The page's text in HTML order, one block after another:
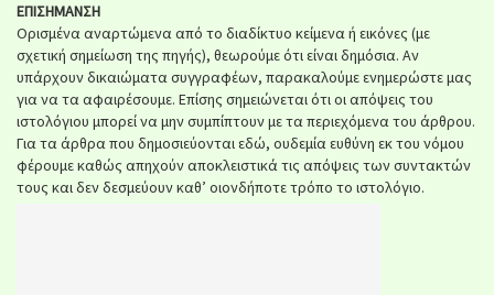
ΕΠΙΣΗΜΑΝΣΗ
Ορισμένα αναρτώμενα από το διαδίκτυο κείμενα ή εικόνες (με
σχετική σημείωση της πηγής), θεωρούμε ότι είναι δημόσια. Αν
υπάρχουν δικαιώματα συγγραφέων, παρακαλούμε ενημερώστε μας
για να τα αφαιρέσουμε. Επίσης σημειώνεται ότι οι απόψεις του
ιστολόγιου μπορεί να μην συμπίπτουν με τα περιεχόμενα του άρθρου.
Για τα άρθρα που δημοσιεύονται εδώ, ουδεμία ευθύνη εκ του νόμου
φέρουμε καθώς απηχούν αποκλειστικά τις απόψεις των συντακτών
τους και δεν δεσμεύουν καθ’ οιονδήποτε τρόπο το ιστολόγιο.